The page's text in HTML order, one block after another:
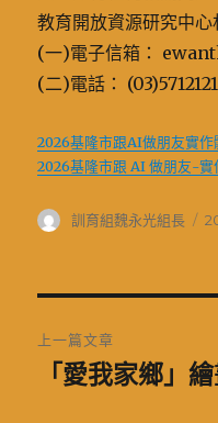
教育開放資源研究中心
(一)電子信箱：
(二)電話：
2026基隆市跟AI做朋友實
2026基隆市跟 AI 做朋友-實
作
訓育組魏永光組長
發
章
上一篇文章
上「愛我家鄉」